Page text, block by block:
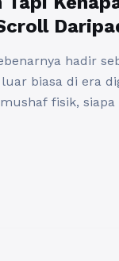
hadir
biasa di era
fisik, siapa
Namun